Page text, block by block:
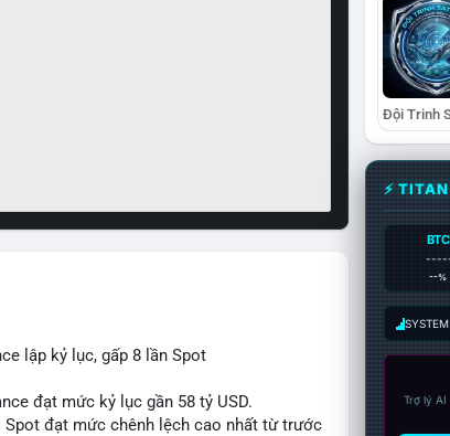
lập kỷ lục, gấp 8 lần Spot
đạt mức kỷ lục gần 58 tỷ USD.
đạt mức chênh lệch cao nhất từ trước
⚡
BTC
--%
Trợ lý